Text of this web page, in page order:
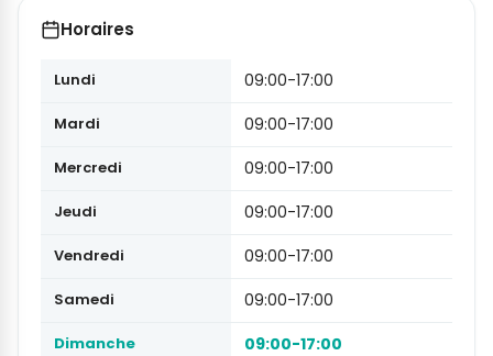
Horaires
Lundi 09:00-17:00
Mardi 09:00-17:00
Mercredi 09:00-17:00
Jeudi 09:00-17:00
Vendredi 09:00-17:00
Samedi 09:00-17:00
Dimanche 09:00-17:00